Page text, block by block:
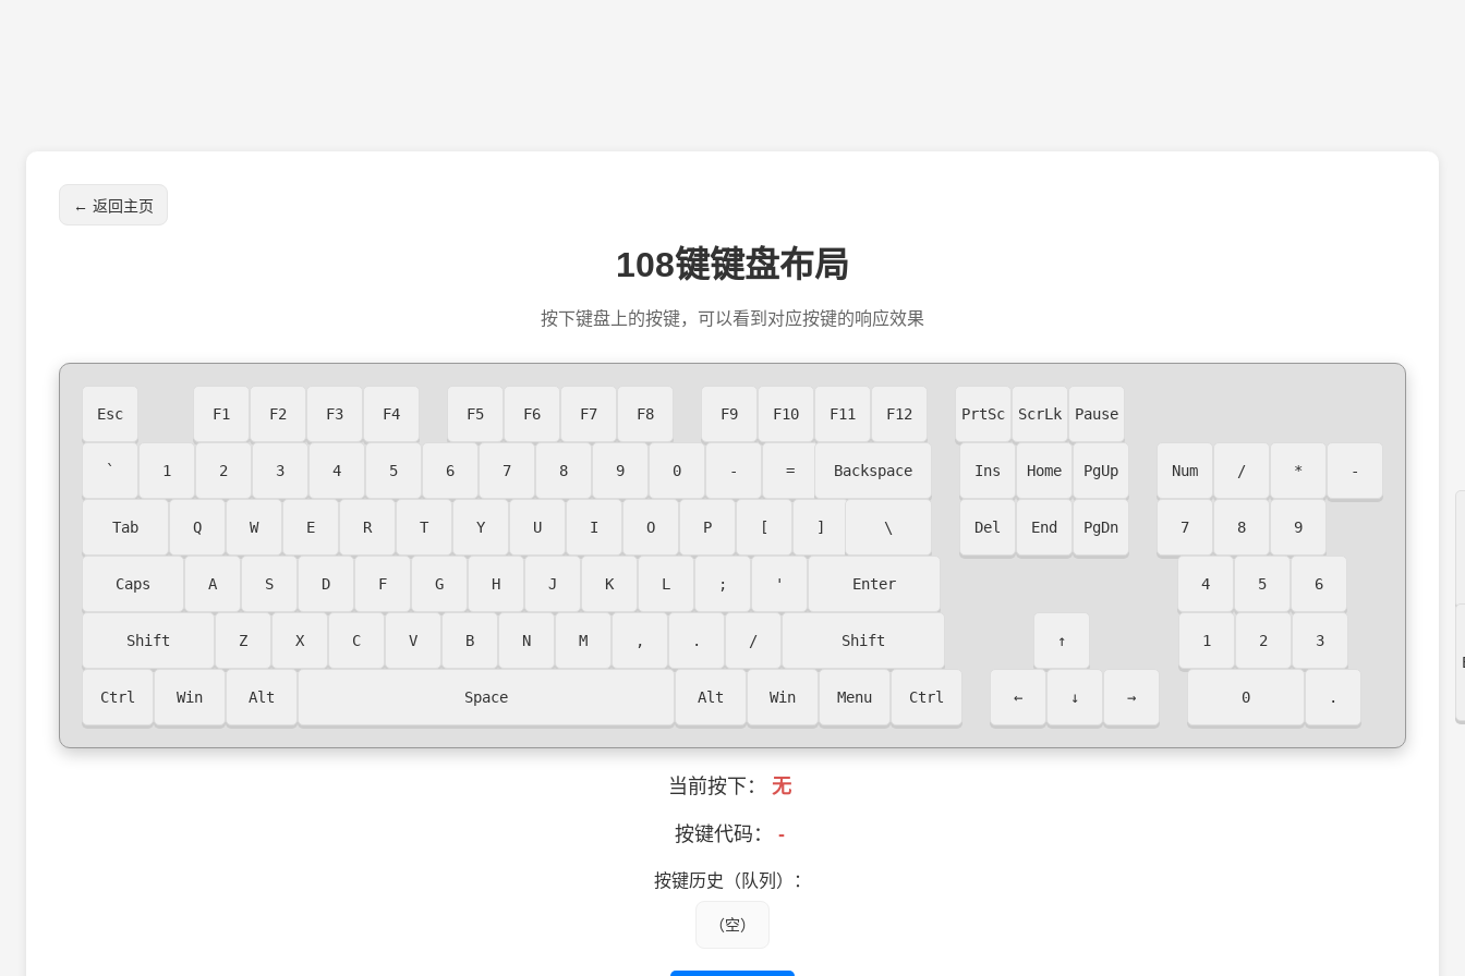
← 返回主页
108键键盘布局
按下键盘上的按键，可以看到对应按键的响应效果
Esc F1 F2 F3 F4 F5 F6 F7 F8 F9 F10 F11 F12 PrtSc ScrLk Pause
` 1 2 3 4 5 6 7 8 9 0 - = Backspace Ins Home PgUp Num / * -
Tab Q W E R T Y U I O P [ ] \ Del End PgDn 7 8 9
Caps A S D F G H J K L ; ' Enter 4 5 6
Shift Z X C V B N M , . / Shift ↑ 1 2 3
Ctrl Win Alt Space Alt Win Menu Ctrl ← ↓ → 0 .
当前按下： 无
按键代码： -
按键历史（队列）：
（空）